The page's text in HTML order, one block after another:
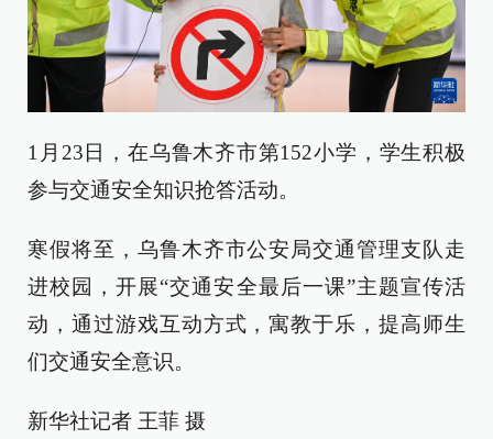
1月23日，在乌鲁木齐市第152小学，学生积极
参与交通安全知识抢答活动。
寒假将至，乌鲁木齐市公安局交通管理支队走
进校园，开展“交通安全最后一课”主题宣传活
动，通过游戏互动方式，寓教于乐，提高师生
们交通安全意识。
新华社记者 王菲 摄